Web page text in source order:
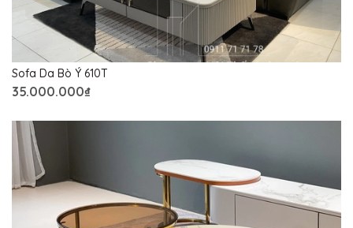
Sofa Da Bò Ý 610T
35.000.000₫